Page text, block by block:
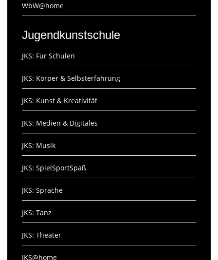
WbW@home
Jugendkunstschule
JKS: Für Schulen
JKS: Körper & Selbsterfahrung
JKS: Kunst & Kreativität
JKS: Medien & Digitales
JKS: Musik
JKS: SpielSportSpaß
JKS: Sprache
JKS: Tanz
JKS: Theater
JKS@home